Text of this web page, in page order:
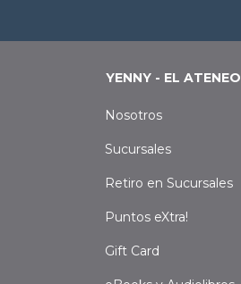
YENNY - EL ATENEO
Nosotros
Sucursales
Retiro en Sucursales
Puntos eXtra!
Gift Card